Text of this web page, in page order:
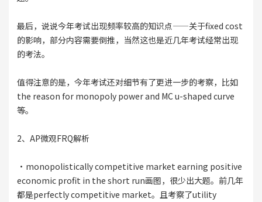
最后，说说今年考试出现频率较高的知识点——关于fixed cost
的影响，部分内容需要倒推，当然这也是近几年考试经常出现
的考法。
值得注意的是，今年考试还对细节有了更进一步的考察，比如
the reason for monopoly power and MC u-shaped curve
等。
2、AP微观FRQ解析
·monopolistically competitive market earning positive
economic profit in the short run画图，很少出大题。前几年
都是perfectly competitive market。且考察了utility